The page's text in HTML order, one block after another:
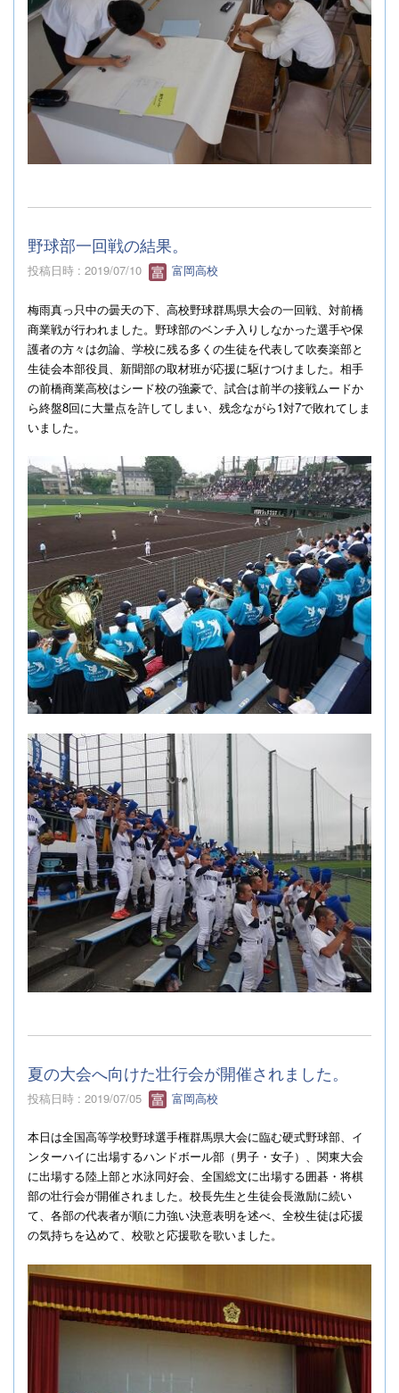
野球部一回戦の結果。
投稿日時 : 2019/07/10 富岡高校
梅雨真っ只中の曇天の下、高校野球群馬県大会の一回戦、対前橋
商業戦が行われました。野球部のベンチ入りしなかった選手や保
護者の方々は勿論、学校に残る多くの生徒を代表して吹奏楽部と
生徒会本部役員、新聞部の取材班が応援に駆けつけました。相手
の前橋商業高校はシード校の強豪で、試合は前半の接戦ムードか
ら終盤8回に大量点を許してしまい、残念ながら1対7で敗れてしま
いました。
夏の大会へ向けた壮行会が開催されました。
投稿日時 : 2019/07/05 富岡高校
本日は全国高等学校野球選手権群馬県大会に臨む硬式野球部、イ
ンターハイに出場するハンドボール部（男子・女子）、関東大会
に出場する陸上部と水泳同好会、全国総文に出場する囲碁・将棋
部の壮行会が開催されました。校長先生と生徒会長激励に続い
て、各部の代表者が順に力強い決意表明を述べ、全校生徒は応援
の気持ちを込めて、校歌と応援歌を歌いました。